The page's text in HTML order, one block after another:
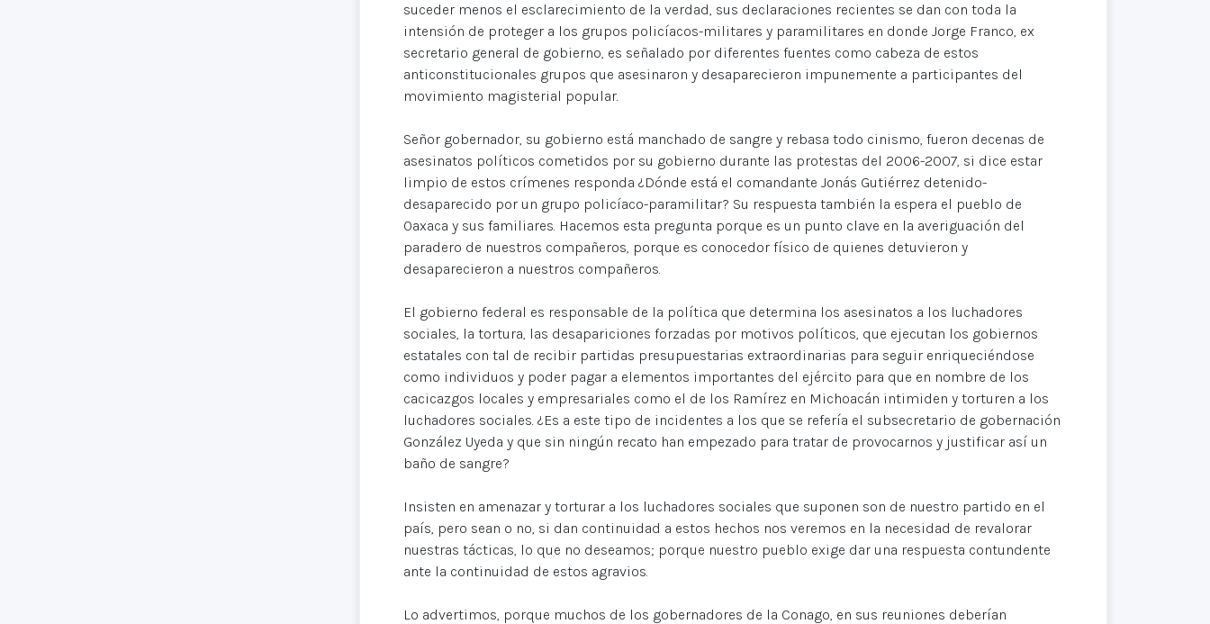
suceder menos el esclarecimiento de la verdad, sus declaraciones recientes se dan con toda la
intensión de proteger a los grupos policíacos-militares y paramilitares en donde Jorge Franco, ex
secretario general de gobierno, es señalado por diferentes fuentes como cabeza de estos
anticonstitucionales grupos que asesinaron y desaparecieron impunemente a participantes del
movimiento magisterial popular.
Señor gobernador, su gobierno está manchado de sangre y rebasa todo cinismo, fueron decenas de
asesinatos políticos cometidos por su gobierno durante las protestas del 2006-2007, si dice estar
limpio de estos crímenes responda ¿Dónde está el comandante Jonás Gutiérrez detenido-
desaparecido por un grupo policíaco-paramilitar? Su respuesta también la espera el pueblo de
Oaxaca y sus familiares. Hacemos esta pregunta porque es un punto clave en la averiguación del
paradero de nuestros compañeros, porque es conocedor físico de quienes detuvieron y
desaparecieron a nuestros compañeros.
El gobierno federal es responsable de la política que determina los asesinatos a los luchadores
sociales, la tortura, las desapariciones forzadas por motivos políticos, que ejecutan los gobiernos
estatales con tal de recibir partidas presupuestarias extraordinarias para seguir enriqueciéndose
como individuos y poder pagar a elementos importantes del ejército para que en nombre de los
cacicazgos locales y empresariales como el de los Ramírez en Michoacán intimiden y torturen a los
luchadores sociales. ¿Es a este tipo de incidentes a los que se refería el subsecretario de gobernación
González Uyeda y que sin ningún recato han empezado para tratar de provocarnos y justificar así un
baño de sangre?
Insisten en amenazar y torturar a los luchadores sociales que suponen son de nuestro partido en el
país, pero sean o no, si dan continuidad a estos hechos nos veremos en la necesidad de revalorar
nuestras tácticas, lo que no deseamos; porque nuestro pueblo exige dar una respuesta contundente
ante la continuidad de estos agravios.
Lo advertimos, porque muchos de los gobernadores de la Conago, en sus reuniones deberían